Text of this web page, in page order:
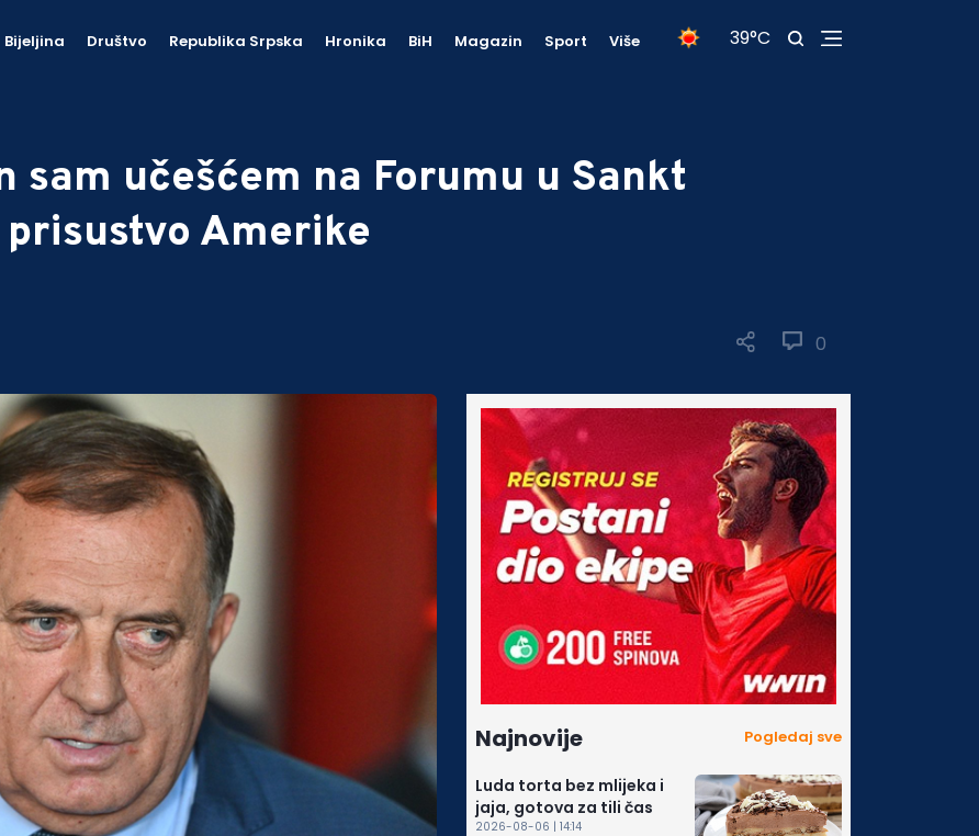
Bijeljina Društvo Republika Srpska Hronika BiH Magazin Sport Više 39°C
sam učešćem na Forumu u Sankt
Amerike
0
Najnovije Pogledaj sve
Luda torta bez mlijeka i
jaja, gotova za tili čas
2026-08-06 | 14:14